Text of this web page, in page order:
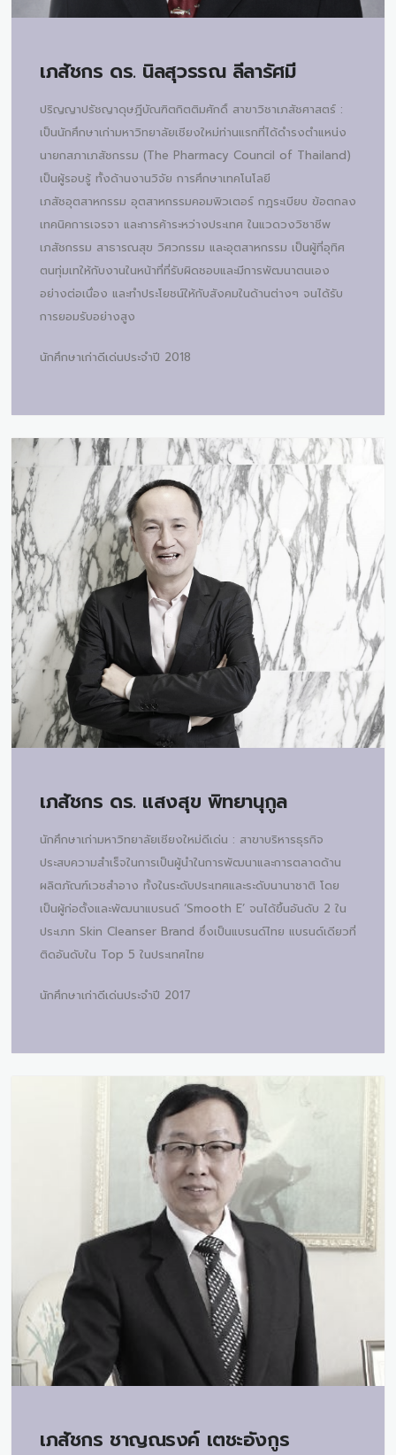
เภสัชกร ดร. นิลสุวรรณ ลีลารัศมี
ปริญญาปรัชญาดุษฎีบัณฑิตกิตติมศักดิ์ สาขาวิชาเภสัชศาสตร์ :
เป็นนักศึกษาเก่ามหาวิทยาลัยเชียงใหม่ท่านแรกที่ได้ดำรงตำแหน่ง
นายกสภาเภสัชกรรม (The Pharmacy Council of Thailand)
เป็นผู้รอบรู้ ทั้งด้านงานวิจัย การศึกษาเทคโนโลยี
เภสัชอุตสาหกรรม อุตสาหกรรมคอมพิวเตอร์ กฎระเบียบ ข้อตกลง
เทคนิคการเจรจา และการค้าระหว่างประเทศ ในแวดวงวิชาชีพ
เภสัชกรรม สาธารณสุข วิศวกรรม และอุตสาหกรรม เป็นผู้ที่อุทิศ
ตนทุ่มเทให้กับงานในหน้าที่ที่รับผิดชอบและมีการพัฒนาตนเอง
อย่างต่อเนื่อง และทำประโยชน์ให้กับสังคมในด้านต่างๆ จนได้รับ
การยอมรับอย่างสูง
นักศึกษาเก่าดีเด่นประจำปี 2018
เภสัชกร ดร. แสงสุข พิทยานุกูล
นักศึกษาเก่ามหาวิทยาลัยเชียงใหม่ดีเด่น : สาขาบริหารธุรกิจ
ประสบความสำเร็จในการเป็นผู้นำในการพัฒนาและการตลาดด้าน
ผลิตภัณฑ์เวชสำอาง ทั้งในระดับประเทศและระดับนานาชาติ โดย
เป็นผู้ก่อตั้งและพัฒนาแบรนด์ ‘Smooth E’ จนได้ขึ้นอันดับ 2 ใน
ประเภท Skin Cleanser Brand ซึ่งเป็นแบรนด์ไทย แบรนด์เดียวที่
ติดอันดับใน Top 5 ในประเทศไทย
นักศึกษาเก่าดีเด่นประจำปี 2017
เภสัชกร ชาญณรงค์ เตชะอังกูร